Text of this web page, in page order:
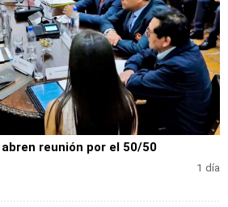
reunión por el 50/50
1 día